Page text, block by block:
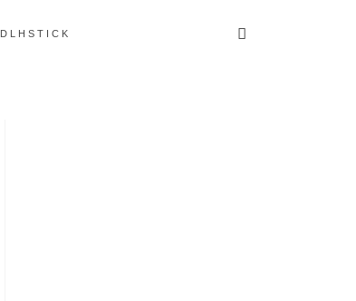
DLHSTICK